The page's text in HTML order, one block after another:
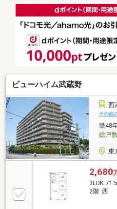
ビングダイニング、洋室
済み 外部の音が気にな
歴あり（2020年5月）□
ス張替、フローリング張
コーブ面積：1.20㎡、室
ビューハイム武蔵野
西
その他
築48
総戸
東
2,680
3LDK
2階 西